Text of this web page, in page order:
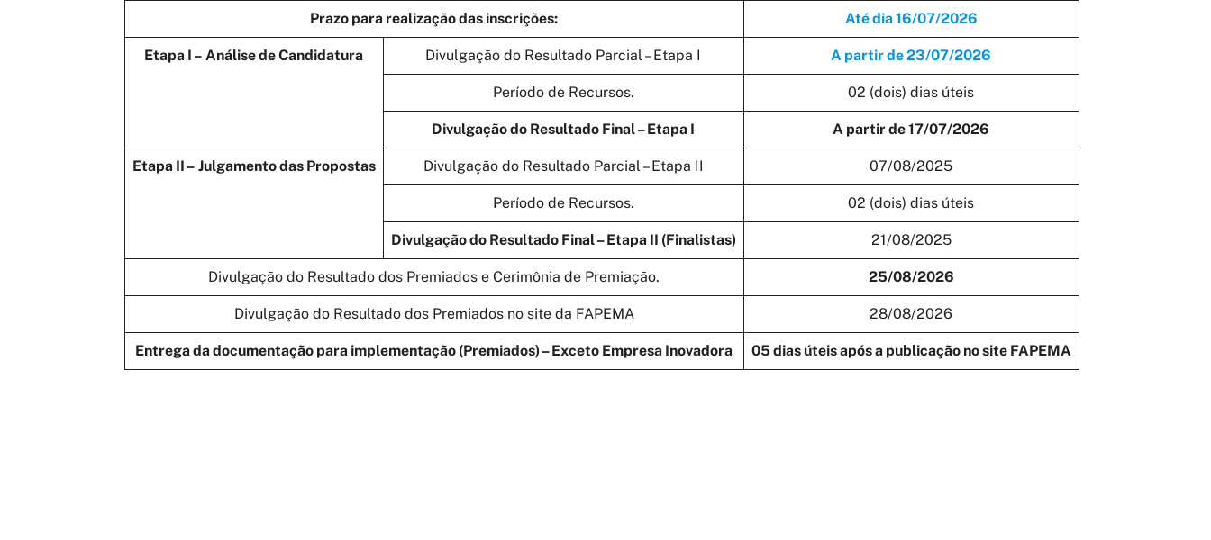
Prazo para realização das inscrições: Até dia 16/07/2026
Etapa I – Análise de Candidatura Divulgação do Resultado Parcial – Etapa I A partir de 23/07/2026
Período de Recursos. 02 (dois) dias úteis
Divulgação do Resultado Final – Etapa I A partir de 17/07/2026
Etapa II – Julgamento das Propostas Divulgação do Resultado Parcial – Etapa II 07/08/2025
Período de Recursos. 02 (dois) dias úteis
Divulgação do Resultado Final – Etapa II (Finalistas) 21/08/2025
Divulgação do Resultado dos Premiados e Cerimônia de Premiação. 25/08/2026
Divulgação do Resultado dos Premiados no site da FAPEMA 28/08/2026
Entrega da documentação para implementação (Premiados) – Exceto Empresa Inovadora 05 dias úteis após a publicação no site FAPEMA